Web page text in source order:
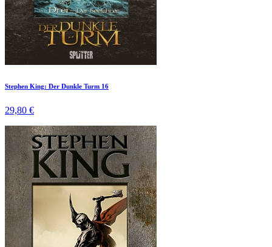
Stephen King: Der Dunkle Turm 16
29,80 €